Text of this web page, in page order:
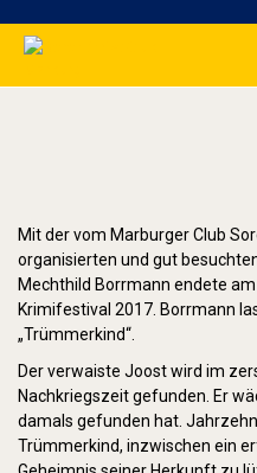
Mit der vom Marburger Club
organisierten und gut
Mechthild Borrmann endete
Krimifestival 2017. Borrmann
„Trümmerkind“.
Der verwaiste Joost wird im
Nachkriegszeit gefunden. Er
damals gefunden hat.
Trümmerkind, inzwischen ein